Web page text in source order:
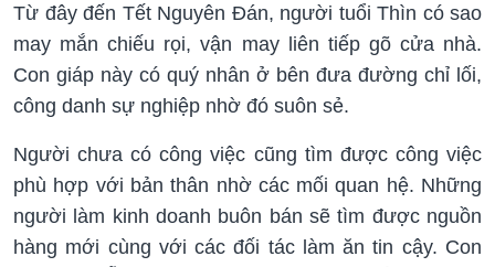
Từ đây đến Tết Nguyên Đán, người tuổi Thìn có sao
may mắn chiếu rọi, vận may liên tiếp gõ cửa nhà.
Con giáp này có quý nhân ở bên đưa đường chỉ lối,
công danh sự nghiệp nhờ đó suôn sẻ.
Người chưa có công việc cũng tìm được công việc
phù hợp với bản thân nhờ các mối quan hệ. Những
người làm kinh doanh buôn bán sẽ tìm được nguồn
hàng mới cùng với các đối tác làm ăn tin cậy. Con